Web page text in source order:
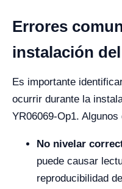
Errores
instalación
Es importante
ocurrir durante la
YR06069-Op1.
No nivelar
puede causar
reproducibilidad